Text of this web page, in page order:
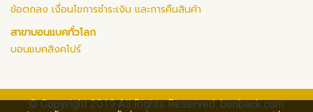
ข้อตกลง เงื่อนไขการชำระเงิน และการคืนสินค้า
สาขาบอนแบคทั่วโลก
บอนแบคสิงคโปร์
© Copyright 2019 All Rights Reserved. bonback.com